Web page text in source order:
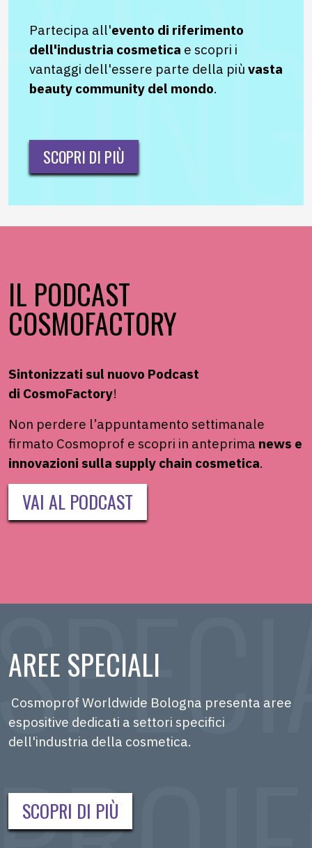
Partecipa all'evento di riferimento
dell'industria cosmetica e scopri i
vantaggi dell'essere parte della più vasta
beauty community del mondo.
SCOPRI DI PIÙ
IL PODCAST
COSMOFACTORY
Sintonizzati sul nuovo Podcast
di CosmoFactory!
Non perdere l’appuntamento settimanale
firmato Cosmoprof e scopri in anteprima news e
innovazioni sulla supply chain cosmetica.
VAI AL PODCAST
AREE SPECIALI
Cosmoprof Worldwide Bologna presenta aree
espositive dedicati a settori specifici
dell'industria della cosmetica.
SCOPRI DI PIÙ